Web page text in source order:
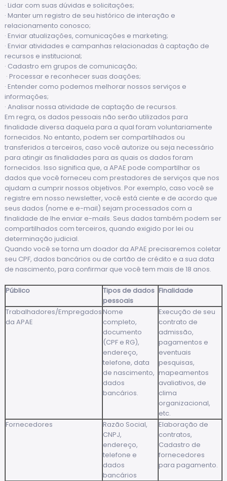
· Lidar com suas dúvidas e solicitações;
· Manter um registro de seu histórico de interação e
relacionamento conosco;
· Enviar atualizações, comunicações e marketing;
· Enviar atividades e campanhas relacionadas à captação de
recursos e institucional;
· Cadastro em grupos de comunicação;
· Processar e reconhecer suas doações;
· Entender como podemos melhorar nossos serviços e
informações;
· Analisar nossa atividade de captação de recursos.
Em regra, os dados pessoais não serão utilizados para
finalidade diversa daquela para a qual foram voluntariamente
fornecidos. No entanto, podem ser compartilhados ou
transferidos a terceiros, caso você autorize ou seja necessário
para atingir as finalidades para as quais os dados foram
fornecidos. Isso significa que, a APAE pode compartilhar os
dados que você forneceu com prestadores de serviços que nos
ajudam a cumprir nossos objetivos. Por exemplo, caso você se
registre em nosso newsletter, você está ciente e de acordo que
seus dados (nome e e-mail) sejam processados com a
finalidade de lhe enviar e-mails. Seus dados também podem ser
compartilhados com terceiros, quando exigido por lei ou
determinação judicial.
Quando você se torna um doador da APAE precisaremos coletar
seu CPF, dados bancários ou de cartão de crédito e a sua data
de nascimento, para confirmar que você tem mais de 18 anos.
Público
Tipos de dados
pessoais
Finalidade
Trabalhadores/Empregados
da APAE
Nome
completo,
documento
(CPF e RG),
endereço,
telefone, data
de nascimento,
dados
bancários.
Execução de seu
contrato de
admissão,
pagamentos e
eventuais
pesquisas,
mapeamentos
avaliativos, de
clima
organizacional,
etc.
Fornecedores
Razão Social,
CNPJ,
endereço,
telefone e
dados
bancários
Elaboração de
contratos,
Cadastro de
fornecedores
para pagamento.